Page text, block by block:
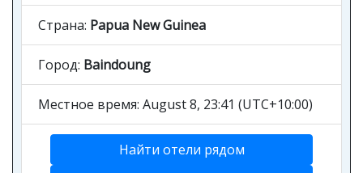
Страна: Papua New Guinea
Город: Baindoung
Местное время: August 8, 23:41 (UTC+10:00)
Найти отели рядом